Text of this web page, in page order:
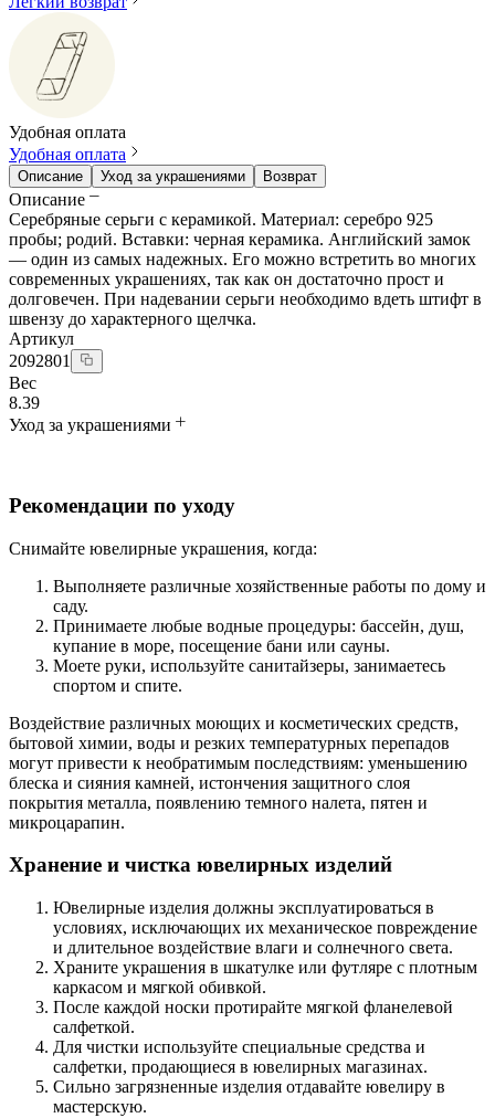
Удобная оплата
Удобная оплата
Описание Уход за украшениями Возврат
Описание
Серебряные серьги с керамикой. Материал: серебро 925
пробы; родий. Вставки: черная керамика. Английский замок
— один из самых надежных. Его можно встретить во многих
современных украшениях, так как он достаточно прост и
долговечен. При надевании серьги необходимо вдеть штифт в
швензу до характерного щелчка.
Артикул
2092801
Вес
8.39
Уход за украшениями
Рекомендации по уходу
Снимайте ювелирные украшения, когда:
Выполняете различные хозяйственные работы по дому и
саду.
Принимаете любые водные процедуры: бассейн, душ,
купание в море, посещение бани или сауны.
Моете руки, используйте санитайзеры, занимаетесь
спортом и спите.
Воздействие различных моющих и косметических средств,
бытовой химии, воды и резких температурных перепадов
могут привести к необратимым последствиям: уменьшению
блеска и сияния камней, истончения защитного слоя
покрытия металла, появлению темного налета, пятен и
микроцарапин.
Хранение и чистка ювелирных изделий
Ювелирные изделия должны эксплуатироваться в
условиях, исключающих их механическое повреждение
и длительное воздействие влаги и солнечного света.
Храните украшения в шкатулке или футляре с плотным
каркасом и мягкой обивкой.
После каждой носки протирайте мягкой фланелевой
салфеткой.
Для чистки используйте специальные средства и
салфетки, продающиеся в ювелирных магазинах.
Сильно загрязненные изделия отдавайте ювелиру в
мастерскую.